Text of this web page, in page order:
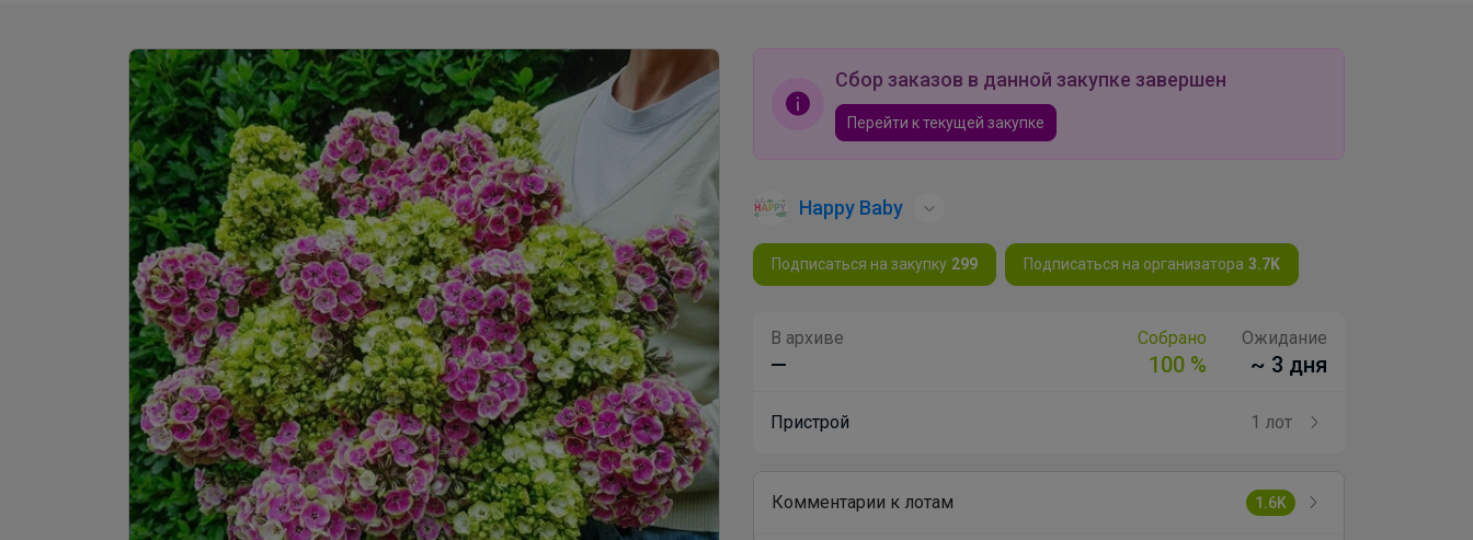
Сбор заказов в данной закупке завершен
Перейти к текущей закупке
Happy Baby
Подписаться на закупку 299 Подписаться на организатора 3.7K
В архиве
—
Собрано
100 %
Ожидание
~ 3 дня
Пристрой 1 лот
Комментарии к лотам 1.6K